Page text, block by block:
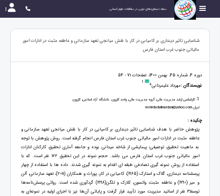
مجله دستاوردهای نوین در مطالعات علوم انسانی
شناسایی تاثیر دینداری بر کامیابی در کار با نقش میانجی تعهد سازمانی و عاطفه مثبت در ادارات امور
مالیاتی جنوب غرب استان فارس
دوره 4، شماره 45، بهمن 1400، صفحات 71 - 54
نویسندگان :مهرداد علیمردانی* 1
1- کارشناسی ارشد مدیریت مالی، گروه مدیریت مالی، واحد کازرون، دانشگاه آزاد اسلامی، کازرون،
ایران.mehrdadalimardani@yahoo.com
چکیده :
پژوهش حاضر با هدف شناسایی تاثیر دینداری بر کامیابی در کار با نقش میانجی تعهد سازمانی و
عاطفه مثبت در ادارات امور مالیاتی جنوب غرب استان فارس انجام گرفته است. روش پژوهش با توجه
به ماهیت تحقیق، توصیفی- پیمایشی از شاخه میدانی بوده و جامعه آماری تحقیق، کارکنان ادارات
امور مالیاتی جنوب غرب استان فارس می باشد. حجم نمونه در این تحقیق 122 نفر است. که با
استفاده از روش نمونه گیری تصادفی طبقه ای اقدام به نمونه گیری شدند. داده ها با استفاده از چهار
پرسشنامه دینداری، گلاک و استارک (1965)، کامیابی در کار، پوراث و همكاران (2011)، تعهد سازمانی، آلن
و میر (1990) و عاطفه مثبت، واتسون، کلارک و تلگن(1998) گردآوری شده است. روائی پرسش‌نامه‌ها
توسط3 نفر از اساتید مدیریت مورد تأیید قرار گرفت و پایائی آن‌ها نیز با اجرای اولیه در نمونه‌ای به